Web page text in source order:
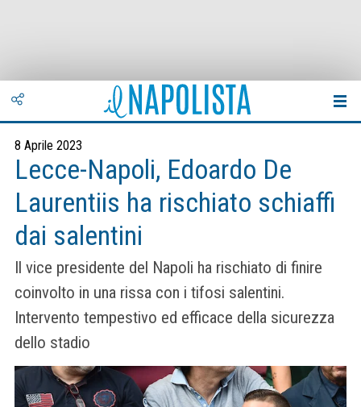
8 Aprile 2023
Lecce-Napoli, Edoardo De
Laurentiis ha rischiato schiaffi
dai salentini
Il vice presidente del Napoli ha rischiato di finire
coinvolto in una rissa con i tifosi salentini.
Intervento tempestivo ed efficace della sicurezza
dello stadio